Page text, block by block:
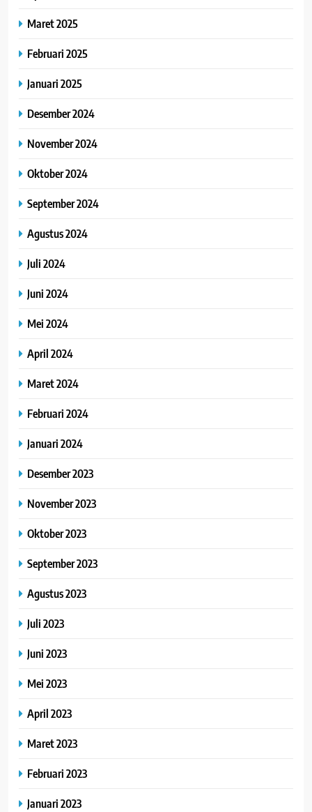
Maret 2025
Februari 2025
Januari 2025
Desember 2024
November 2024
Oktober 2024
September 2024
Agustus 2024
Juli 2024
Juni 2024
Mei 2024
April 2024
Maret 2024
Februari 2024
Januari 2024
Desember 2023
November 2023
Oktober 2023
September 2023
Agustus 2023
Juli 2023
Juni 2023
Mei 2023
April 2023
Maret 2023
Februari 2023
Januari 2023